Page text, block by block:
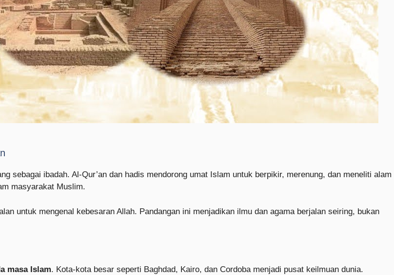
sebagai ibadah. Al-Qur’an dan hadis mendorong umat Islam untuk berpikir, merenung, dan meneliti alam
masyarakat Muslim.
untuk mengenal kebesaran Allah. Pandangan ini menjadikan ilmu dan agama berjalan seiring, bukan
masa Islam. Kota-kota besar seperti Baghdad, Kairo, dan Cordoba menjadi pusat keilmuan dunia.